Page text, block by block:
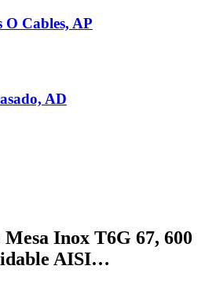
Cables, AP
AD
Mesa Inox T6G 67, 600
AISI…